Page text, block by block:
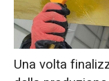
Una volta